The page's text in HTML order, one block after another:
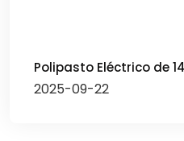
Polipasto Eléctrico de
2025-09-22